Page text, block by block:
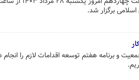
برگزار شد.
و برنامه هفتم توسعه اقدامات لازم را انجام